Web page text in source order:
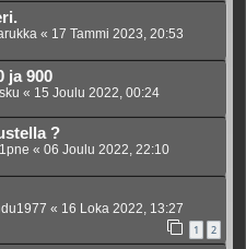
« 17 Tammi 2023, 20:53
ja 900
« 15 Joulu 2022, 00:24
?
« 06 Joulu 2022, 22:10
« 16 Loka 2022, 13:27
1 2